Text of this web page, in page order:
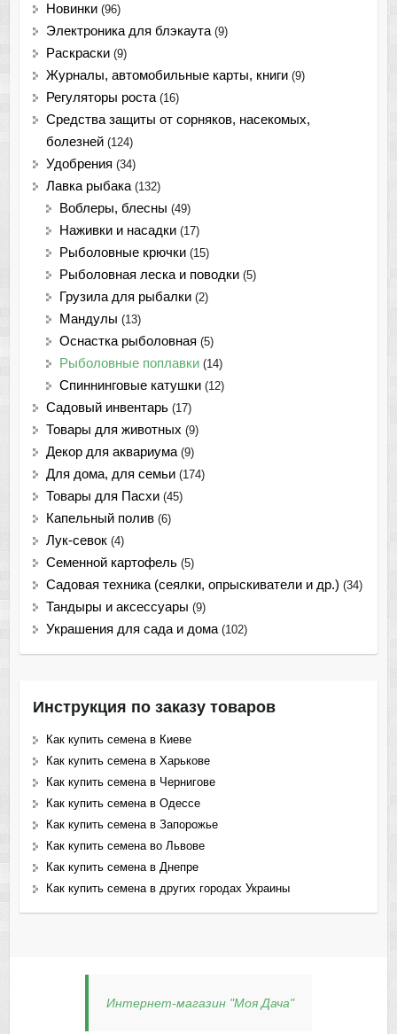
Новинки (96)
Электроника для блэкаута (9)
Раскраски (9)
Журналы, автомобильные карты, книги (9)
Регуляторы роста (16)
Средства защиты от сорняков, насекомых,
болезней (124)
Удобрения (34)
Лавка рыбака (132)
Воблеры, блесны (49)
Наживки и насадки (17)
Рыболовные крючки (15)
Рыболовная леска и поводки (5)
Грузила для рыбалки (2)
Мандулы (13)
Оснастка рыболовная (5)
Рыболовные поплавки (14)
Спиннинговые катушки (12)
Садовый инвентарь (17)
Товары для животных (9)
Декор для аквариума (9)
Для дома, для семьи (174)
Товары для Пасхи (45)
Капельный полив (6)
Лук-севок (4)
Семенной картофель (5)
Садовая техника (сеялки, опрыскиватели и др.) (34)
Тандыры и аксессуары (9)
Украшения для сада и дома (102)
Инструкция по заказу товаров
Как купить семена в Киеве
Как купить семена в Харькове
Как купить семена в Чернигове
Как купить семена в Одессе
Как купить семена в Запорожье
Как купить семена во Львове
Как купить семена в Днепре
Как купить семена в других городах Украины
Интернет-магазин "Моя Дача"